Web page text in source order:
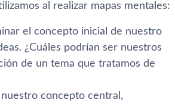
al realizar mapas mentales:
el concepto inicial de nuestro
¿Cuáles podrían ser nuestros
de un tema que tratamos de
concepto central,